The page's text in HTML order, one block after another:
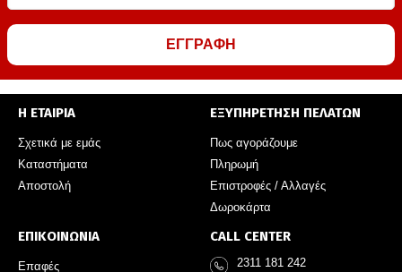
ΕΓΓΡΑΦΗ
Η ΕΤΑΙΡΙΑ
Σχετικά με εμάς
Καταστήματα
Αποστολή
ΕΞΥΠΗΡΕΤΗΣΗ ΠΕΛΑΤΩΝ
Πως αγοράζουμε
Πληρωμή
Επιστροφές / Αλλαγές
Δωροκάρτα
ΕΠΙΚΟΙΝΩΝΙΑ
Επαφές
CALL CENTER
2311 181 242